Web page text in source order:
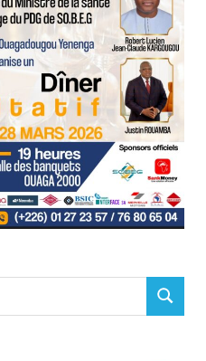
SEARCH